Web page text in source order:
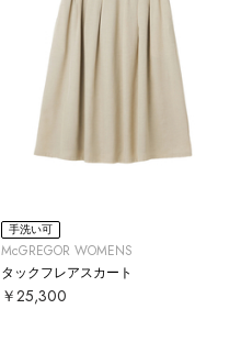
手洗い可
McGREGOR WOMENS
タックフレアスカート
￥25,300